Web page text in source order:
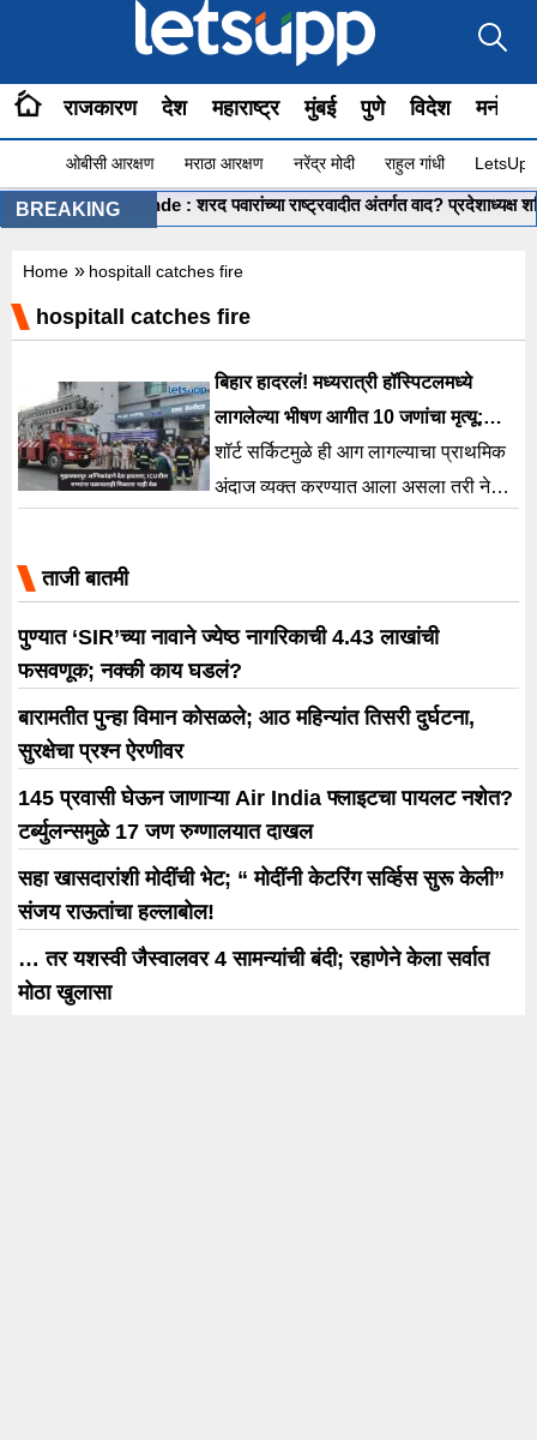
राजकारण देश महाराष्ट्र मुंबई पुणे विदेश
ओबीसी आरक्षण मराठा आरक्षण नरेंद्र मोदी राहुल गांधी
BREAKINGShinde : शरद पवारांच्या राष्ट्रवादीत अंतर्गत वाद? प्रदेशाध्यक्ष
Home » hospitall catches fire
hospitall catches fire
बिहार हादरलं! मध्यरात्री हॉस्पिटलमध्ये
लागलेल्या भीषण आगीत 10 जणांचा मृत्यू;
खिडक्या फोडून रुग्णांची सुटका
शॉर्ट सर्किटमुळे ही आग लागल्याचा प्राथमिक
अंदाज व्यक्त करण्यात आला असला तरी नेमके
ताजी बातमी
पुण्यात ‘SIR’च्या नावाने ज्येष्ठ नागरिकाची 4.43 लाखांची
फसवणूक; नक्की काय घडलं?
बारामतीत पुन्हा विमान कोसळले; आठ महिन्यांत तिसरी दुर्घटना,
सुरक्षेचा प्रश्न ऐरणीवर
145 प्रवासी घेऊन जाणाऱ्या Air India फ्लाइटचा पायलट नशेत?
टर्ब्युलन्समुळे 17 जण रुग्णालयात दाखल
सहा खासदारांशी मोदींची भेट; “ मोदींनी केटरिंग सर्व्हिस सुरू केली”
संजय राऊतांचा हल्लाबोल!
… तर यशस्वी जैस्वालवर 4 सामन्यांची बंदी; रहाणेने केला सर्वात
मोठा खुलासा